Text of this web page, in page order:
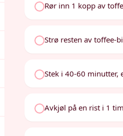
Rør inn 1 kopp av
Strø resten av toffee-
Stek i 40-60 minutter,
Avkjøl på en rist i 1